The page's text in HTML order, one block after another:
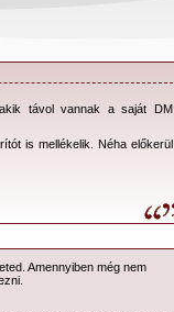
távol vannak a saját DM
is mellékelik. Néha előkerül
Amennyiben még nem